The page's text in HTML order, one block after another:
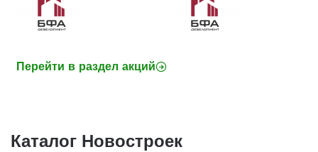
Перейти в раздел акций
Каталог Новостроек